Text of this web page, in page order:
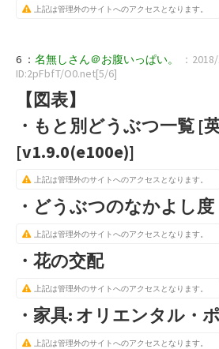
上記は管理外のサイトへのアクセスとなります。
6 ： 名無しさん＠お腹いっぱい。
：
ID:2pFbfT/O0.net[5/6]
【図表】
・もと別どうぶつ一覧 [
[v1.9.0(e100e)]
上記は管理外のサイトへのアクセスとなります。
・どうぶつのなかよし度
上記は管理外のサイトへのアクセスとなります。
・花の交配
上記は管理外のサイトへのアクセスとなります。
・家具: オリエンタル・
上記は管理外のサイトへのアクセスとなります。